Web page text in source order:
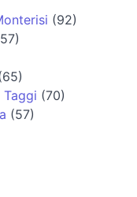
(92)
Taggi (70)
(57)